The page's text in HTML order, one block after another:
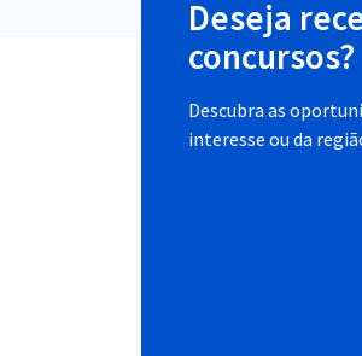
Deseja
concursos?
Descubra as
interesse ou da